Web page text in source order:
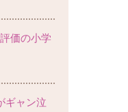
価の小学
ギャン泣